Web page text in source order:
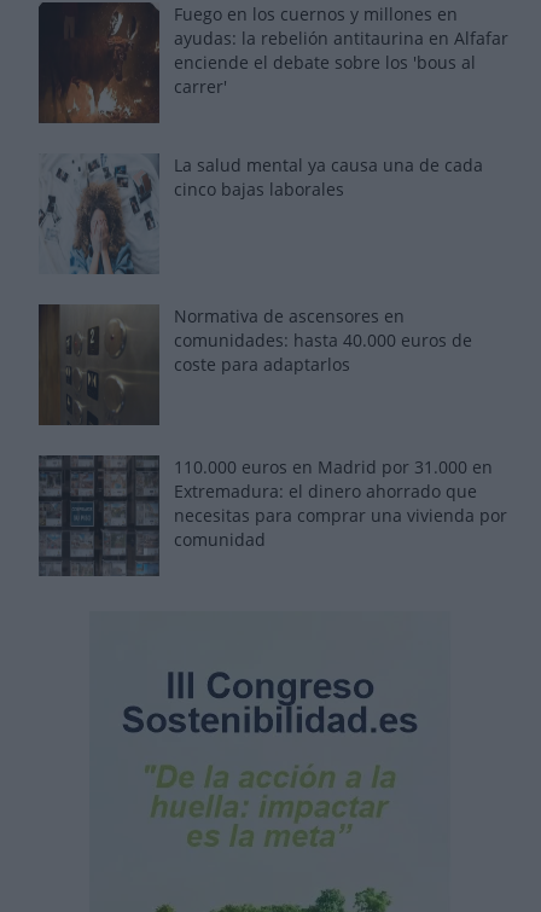
Fuego en los cuernos y millones en
ayudas: la rebelión antitaurina en Alfafar
enciende el debate sobre los 'bous al
carrer'
La salud mental ya causa una de cada
cinco bajas laborales
Normativa de ascensores en
comunidades: hasta 40.000 euros de
coste para adaptarlos
110.000 euros en Madrid por 31.000 en
Extremadura: el dinero ahorrado que
necesitas para comprar una vivienda por
comunidad